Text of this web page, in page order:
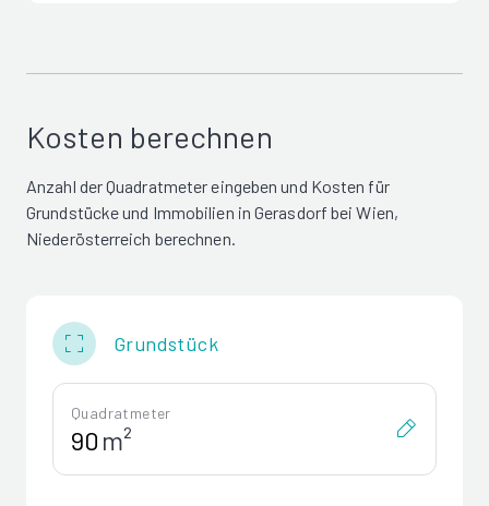
Kosten berechnen
Anzahl der Quadratmeter eingeben und Kosten für
Grundstücke und Immobilien in Gerasdorf bei Wien,
Niederösterreich berechnen.
Grundstück
Quadratmeter
m²